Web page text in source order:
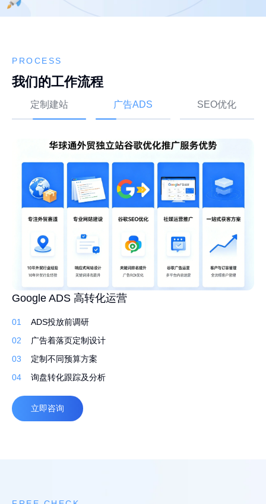
PROCESS
我们的工作流程
定制建站 广告ADS SEO优化
高转化外贸建站 持续获取询盘
01
先策划，再建站
02
定制建站系统，灵活易用
03
定制化设计，打造独特品牌
04
自适应，多语言
立即咨询
Google ADS 高转化运营
01
ADS投放前调研
02
广告着落页定制设计
03
定制不同预算方案
04
询盘转化跟踪及分析
立即咨询
外贸网站 Google SEO 白帽排名优化
01
行业调研了解产品
02
筛选合适的关键词排名
03
撰写原创文案 定期更新
04
高质量外链
立即咨询